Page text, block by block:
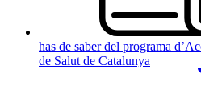
has de saber del programa
de Salut de Catalunya